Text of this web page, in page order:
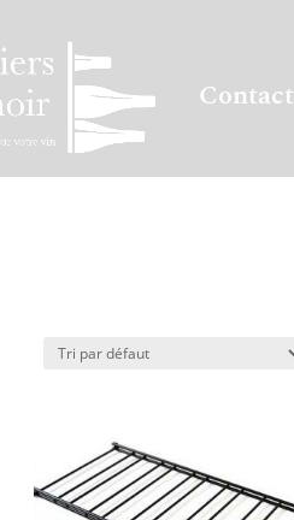
Contact